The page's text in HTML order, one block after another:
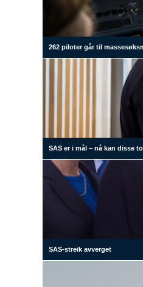
262 piloter går til
SAS er i mål – nå kan disse
SAS-streik avverget